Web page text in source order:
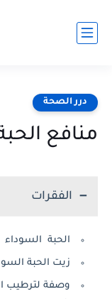
درر الصحة
منافع
الفقرات
الحبة السوداء
زيت الحبة
وصفة لترطيب